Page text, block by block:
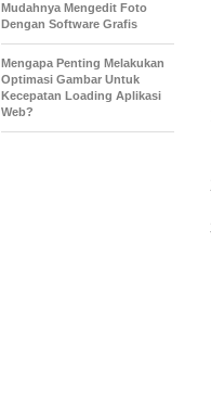
Mudahnya Mengedit Foto
Dengan Software Grafis
Mengapa Penting Melakukan
Optimasi Gambar Untuk
Kecepatan Loading Aplikasi
Web?